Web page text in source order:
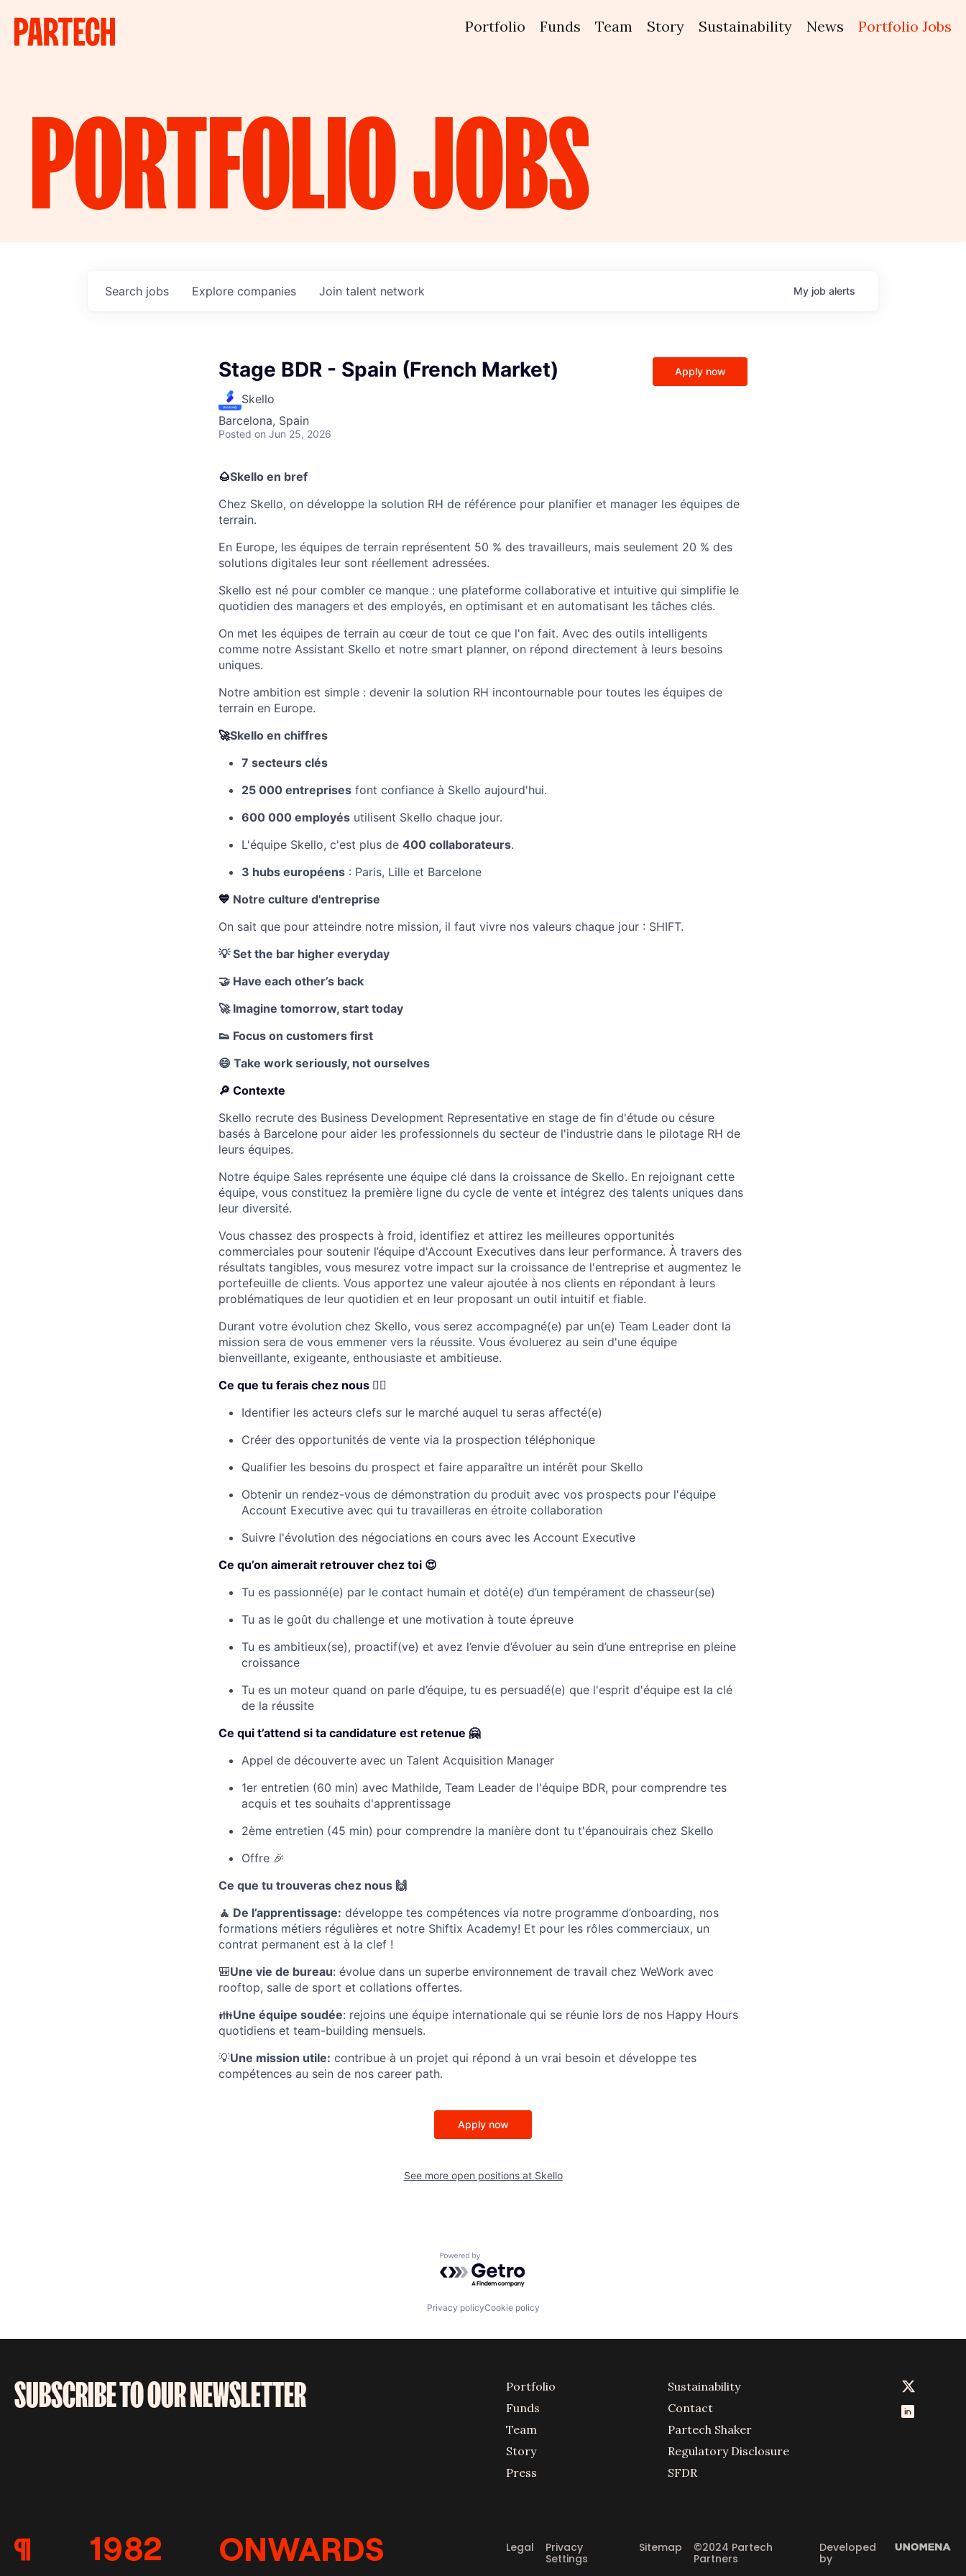
Portfolio Funds Team Story Sustainability News Portfolio Jobs
PORTFOLIOJOBS
Search jobs Explore companies Join talent network My job alerts
Stage BDR - Spain (French Market)
Skello
Barcelona, Spain
Posted on Jun 25, 2026
Apply now
🌰Skello en bref
Chez Skello, on développe la solution RH de référence pour planifier et manager les équipes de
terrain.
En Europe, les équipes de terrain représentent 50 % des travailleurs, mais seulement 20 % des
solutions digitales leur sont réellement adressées.
Skello est né pour combler ce manque : une plateforme collaborative et intuitive qui simplifie le
quotidien des managers et des employés, en optimisant et en automatisant les tâches clés.
On met les équipes de terrain au cœur de tout ce que l'on fait. Avec des outils intelligents
comme notre Assistant Skello et notre smart planner, on répond directement à leurs besoins
uniques.
Notre ambition est simple : devenir la solution RH incontournable pour toutes les équipes de
terrain en Europe.
🚀Skello en chiffres
7 secteurs clés
25 000 entreprises font confiance à Skello aujourd'hui.
600 000 employés utilisent Skello chaque jour.
L'équipe Skello, c'est plus de 400 collaborateurs.
3 hubs européens : Paris, Lille et Barcelone
💙 Notre culture d'entreprise
On sait que pour atteindre notre mission, il faut vivre nos valeurs chaque jour : SHIFT.
💡 Set the bar higher everyday
🤝 Have each other’s back
🚀 Imagine tomorrow, start today
👟 Focus on customers first
😄 Take work seriously, not ourselves
🔎 Contexte
Skello recrute des Business Development Representative en stage de fin d'étude ou césure
basés à Barcelone pour aider les professionnels du secteur de l'industrie dans le pilotage RH de
leurs équipes.
Notre équipe Sales représente une équipe clé dans la croissance de Skello. En rejoignant cette
équipe, vous constituez la première ligne du cycle de vente et intégrez des talents uniques dans
leur diversité.
Vous chassez des prospects à froid, identifiez et attirez les meilleures opportunités
commerciales pour soutenir l’équipe d'Account Executives dans leur performance. À travers des
résultats tangibles, vous mesurez votre impact sur la croissance de l'entreprise et augmentez le
portefeuille de clients. Vous apportez une valeur ajoutée à nos clients en répondant à leurs
problématiques de leur quotidien et en leur proposant un outil intuitif et fiable.
Durant votre évolution chez Skello, vous serez accompagné(e) par un(e) Team Leader dont la
mission sera de vous emmener vers la réussite. Vous évoluerez au sein d'une équipe
bienveillante, exigeante, enthousiaste et ambitieuse.
Ce que tu ferais chez nous 👇🏼
Identifier les acteurs clefs sur le marché auquel tu seras affecté(e)
Créer des opportunités de vente via la prospection téléphonique
Qualifier les besoins du prospect et faire apparaître un intérêt pour Skello
Obtenir un rendez-vous de démonstration du produit avec vos prospects pour l'équipe
Account Executive avec qui tu travailleras en étroite collaboration
Suivre l'évolution des négociations en cours avec les Account Executive
Ce qu’on aimerait retrouver chez toi 😍
Tu es passionné(e) par le contact humain et doté(e) d’un tempérament de chasseur(se)
Tu as le goût du challenge et une motivation à toute épreuve
Tu es ambitieux(se), proactif(ve) et avez l’envie d’évoluer au sein d’une entreprise en pleine
croissance
Tu es un moteur quand on parle d’équipe, tu es persuadé(e) que l'esprit d'équipe est la clé
de la réussite
Ce qui t’attend si ta candidature est retenue 🤗
Appel de découverte avec un Talent Acquisition Manager
1er entretien (60 min) avec Mathilde, Team Leader de l'équipe BDR, pour comprendre tes
acquis et tes souhaits d'apprentissage
2ème entretien (45 min) pour comprendre la manière dont tu t'épanouirais chez Skello
Offre 🎉
Ce que tu trouveras chez nous 🙌
🧘 De l’apprentissage: développe tes compétences via notre programme d’onboarding, nos
formations métiers régulières et notre Shiftix Academy! Et pour les rôles commerciaux, un
contrat permanent est à la clef !
🎒Une vie de bureau: évolue dans un superbe environnement de travail chez WeWork avec
rooftop, salle de sport et collations offertes.
👪Une équipe soudée: rejoins une équipe internationale qui se réunie lors de nos Happy Hours
quotidiens et team-building mensuels.
💡Une mission utile: contribue à un projet qui répond à un vrai besoin et développe tes
compétences au sein de nos career path.
Apply now
See more open positions at Skello
Powered by Getro.com
Privacy policyCookie policy
SUBSCRIBE TO OUR NEWSLETTER
Portfolio
Funds
Team
Story
Press
Sustainability
Contact
Partech Shaker
Regulatory Disclosure
SFDR
Legal
Privacy
Settings
Sitemap
©2024 Partech
Partners
Developed
by